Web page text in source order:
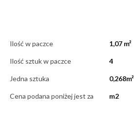
Ilość w paczce 1,07 m²
Ilość sztuk w paczce 4
Jedna sztuka 0,268m²
Cena podana poniżej jest za m2